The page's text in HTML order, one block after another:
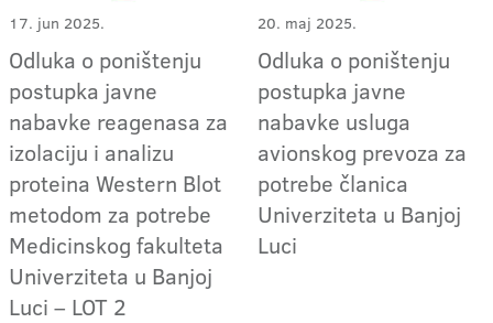
17. jun 2025.
Odluka o poništenju
postupka javne
nabavke reagenasa za
izolaciju i analizu
proteina Western Blot
metodom za potrebe
Medicinskog fakulteta
Univerziteta u Banjoj
Luci – LOT 2
20. maj 2025.
Odluka o poništenju
postupka javne
nabavke usluga
avionskog prevoza za
potrebe članica
Univerziteta u Banjoj
Luci